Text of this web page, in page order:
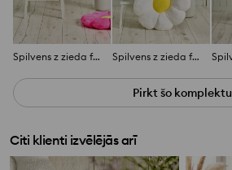
Spilvens z zieda formu Spilvens z zieda formu
Pirkt šo komplektu
Citi klienti izvēlējās arī